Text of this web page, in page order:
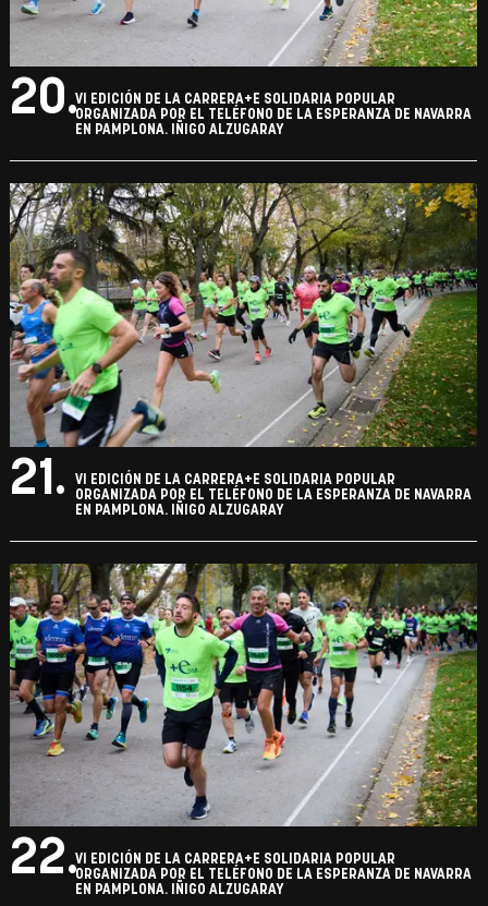
20.VI EDICIÓN DE LA CARRERA+E SOLIDARIA POPULAR
ORGANIZADA POR EL TELÉFONO DE LA ESPERANZA DE NAVARRA
EN PAMPLONA. IÑIGO ALZUGARAY
21.
VI EDICIÓN DE LA CARRERA+E SOLIDARIA POPULAR
ORGANIZADA POR EL TELÉFONO DE LA ESPERANZA DE NAVARRA
EN PAMPLONA. IÑIGO ALZUGARAY
22.VI EDICIÓN DE LA CARRERA+E SOLIDARIA POPULAR
ORGANIZADA POR EL TELÉFONO DE LA ESPERANZA DE NAVARRA
EN PAMPLONA. IÑIGO ALZUGARAY